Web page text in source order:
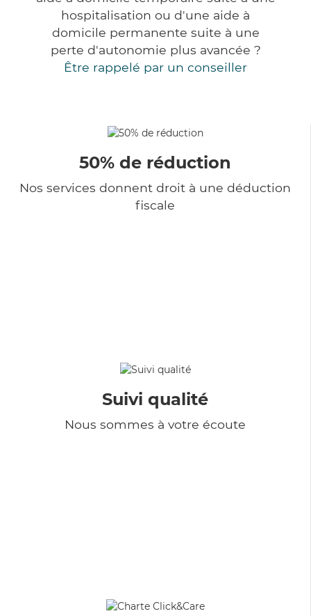
hospitalisation ou d'une aide à
domicile permanente suite à une
perte d'autonomie plus avancée ?
Être rappelé par un conseiller
50% de réduction
Nos services donnent droit à une déduction
fiscale
Suivi qualité
Nous sommes à votre écoute